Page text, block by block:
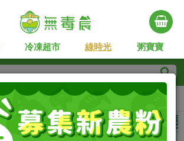
冷凍超市 綠時光 粥寶寶
鎖管季 嚴選黑鮪魚 澎湖嚴選